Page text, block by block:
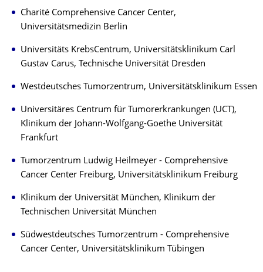
Charité Comprehensive Cancer Center,
Universitätsmedizin Berlin
Universitäts KrebsCentrum, Universitätsklinikum Carl
Gustav Carus, Technische Universität Dresden
Westdeutsches Tumorzentrum, Universitätsklinikum Essen
Universitäres Centrum für Tumorerkrankungen (UCT),
Klinikum der Johann-Wolfgang-Goethe Universität
Frankfurt
Tumorzentrum Ludwig Heilmeyer - Comprehensive
Cancer Center Freiburg, Universitätsklinikum Freiburg
Klinikum der Universität München, Klinikum der
Technischen Universität München
Südwestdeutsches Tumorzentrum - Comprehensive
Cancer Center, Universitätsklinikum Tübingen